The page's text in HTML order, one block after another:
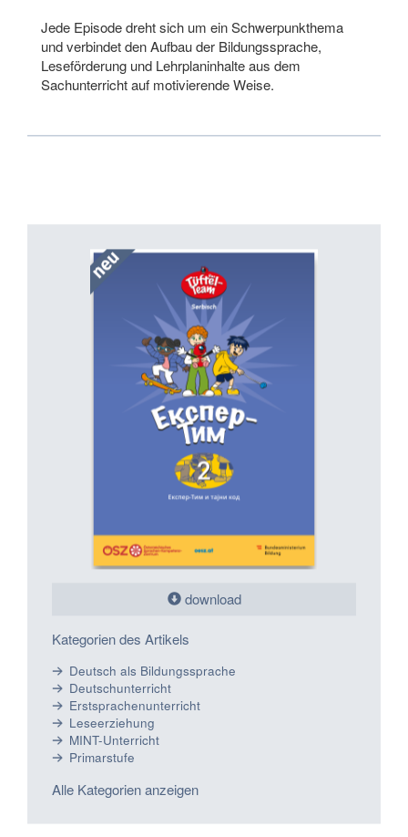
Jede Episode dreht sich um ein Schwer­punkthema
und verbindet den Aufbau der Bildungssprache,
Leseförderung und Lehrplaninhalte aus dem
Sachunterricht auf moti­vie­rende Weise.
download
Kategorien des Artikels
Deutsch als Bildungssprache
Deutschunterricht
Erstsprachenunterricht
Leseerziehung
MINT-Unterricht
Primarstufe
Alle Kategorien anzeigen